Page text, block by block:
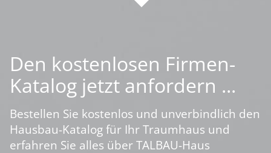
Den kostenlosen Firmen-
Katalog jetzt anfordern ...
Bestellen Sie kostenlos und unverbindlich den
Hausbau-Katalog für Ihr Traumhaus und
erfahren Sie alles über TALBAU-Haus